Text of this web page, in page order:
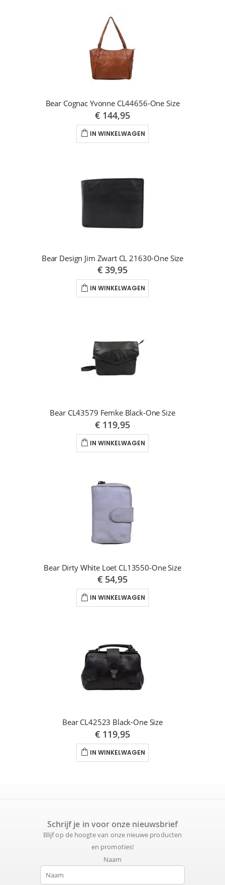
Bear Cognac Yvonne CL44656-One Size
€ 144,95
IN WINKELWAGEN
Bear Design Jim Zwart CL 21630-One Size
€ 39,95
IN WINKELWAGEN
Bear CL43579 Femke Black-One Size
€ 119,95
IN WINKELWAGEN
Bear Dirty White Loet CL13550-One Size
€ 54,95
IN WINKELWAGEN
Bear CL42523 Black-One Size
€ 119,95
IN WINKELWAGEN
Schrijf je in voor onze nieuwsbrief
Blijf op de hoogte van onze nieuwe producten
en promoties!
Naam